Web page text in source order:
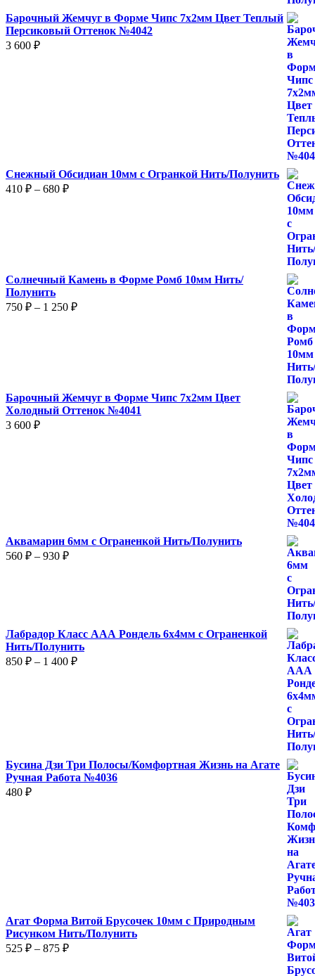
Барочный Жемчуг в Форме Чипс 7х2мм Цвет Теплый
Персиковый Оттенок №4042
3 600 ₽
Снежный Обсидиан 10мм с Огранкой Нить/Полунить
410 ₽ – 680 ₽Диапазон
Солнечный Камень в Форме Ромб 10мм Нить/
Полунить
750 ₽ – 1 250 ₽Диапазон
Барочный Жемчуг в Форме Чипс 7х2мм Цвет
Холодный Оттенок №4041
3 600 ₽
Аквамарин 6мм с Ограненкой Нить/Полунить
560 ₽ – 930 ₽Диапазон
Лабрадор Класс ААА Рондель 6х4мм с Ограненкой
Нить/Полунить
850 ₽ – 1 400 ₽Диапазон
Бусина Дзи Три Полосы/Комфортная Жизнь на Агате
Ручная Работа №4036
480 ₽
Агат Форма Витой Брусочек 10мм с Природным
Рисунком Нить/Полунить
525 ₽ – 875 ₽Диапазон